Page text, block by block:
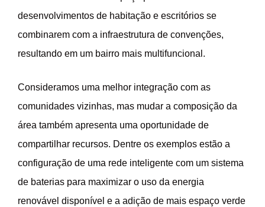
desenvolvimentos de habitação e escritórios se
combinarem com a infraestrutura de convenções,
resultando em um bairro mais multifuncional.
Consideramos uma melhor integração com as
comunidades vizinhas, mas mudar a composição da
área também apresenta uma oportunidade de
compartilhar recursos. Dentre os exemplos estão a
configuração de uma rede inteligente com um sistema
de baterias para maximizar o uso da energia
renovável disponível e a adição de mais espaço verde